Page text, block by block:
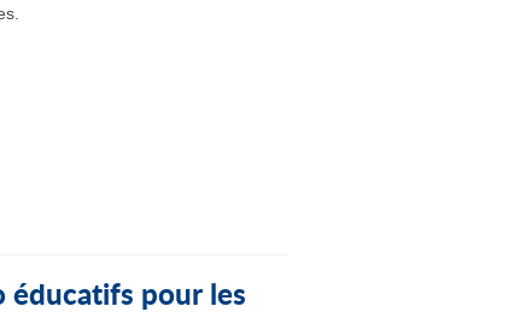
éducatifs pour les